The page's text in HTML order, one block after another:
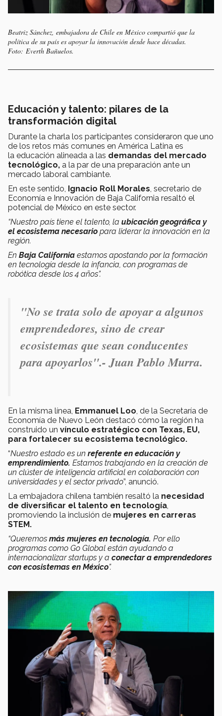
Beatriz Sánchez, embajadora de Chile en México compartió que la
política de su país es apoyar la innovación desde hace décadas.
Foto: Everth Bañuelos.
Educación y talento: pilares de la
transformación digital
Durante la charla los participantes consideraron que uno
de los retos más comunes en América Latina es
la educación alineada a las demandas del mercado
tecnológico, a la par de una preparación ante un
mercado laboral cambiante.
En este sentido, Ignacio Roll Morales, secretario de
Economía e Innovación de Baja California resaltó el
potencial de México en este sector.
“Nuestro país tiene el talento, la ubicación geográfica y
el ecosistema necesario para liderar la innovación en la
región.
En Baja California estamos apostando por la formación
en tecnología desde la infancia, con programas de
robótica desde los 4 años”.
"No se trata solo de apoyar a algunos
emprendedores, sino de crear
ecosistemas que sean conducentes
para apoyarlos".- Juan Pablo Murra.
En la misma línea, Emmanuel Loo, de la Secretaría de
Economía de Nuevo León destacó cómo la región ha
construido un vínculo estratégico con Texas, EU,
para fortalecer su ecosistema tecnológico.
“Nuestro estado es un referente en educación y
emprendimiento. Estamos trabajando en la creación de
un clúster de inteligencia artificial en colaboración con
universidades y el sector privado”, anunció.
La embajadora chilena también resaltó la necesidad
de diversificar el talento en tecnología,
promoviendo la inclusión de mujeres en carreras
STEM.
“Queremos más mujeres en tecnología. Por ello
programas como Go Global están ayudando a
internacionalizar startups y a conectar a emprendedores
con ecosistemas en México”.